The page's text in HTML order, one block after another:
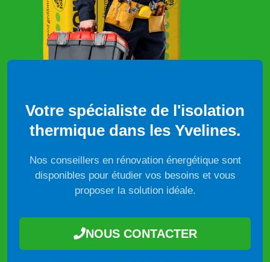
Votre spécialiste de l'isolation
thermique dans les Yvelines.
Nos conseillers en rénovation énergétique sont
disponibles pour étudier vos besoins et vous
proposer la solution idéale.
NOUS CONTACTER